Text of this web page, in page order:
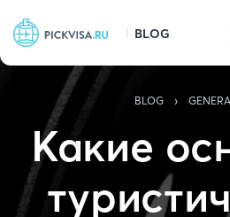
BLOG
BLOG ›
Какие